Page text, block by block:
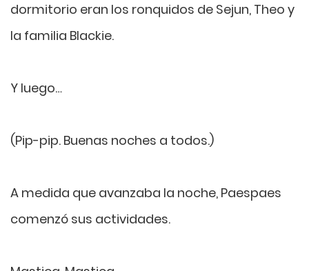
dormitorio eran los ronquidos de Sejun, Theo y
la familia Blackie.
Y luego…
(Pip-pip. Buenas noches a todos.)
A medida que avanzaba la noche, Paespaes
comenzó sus actividades.